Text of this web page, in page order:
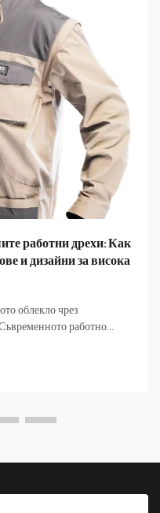
работни дрехи: Как
и дизайни за висока
облекло чрез
работно